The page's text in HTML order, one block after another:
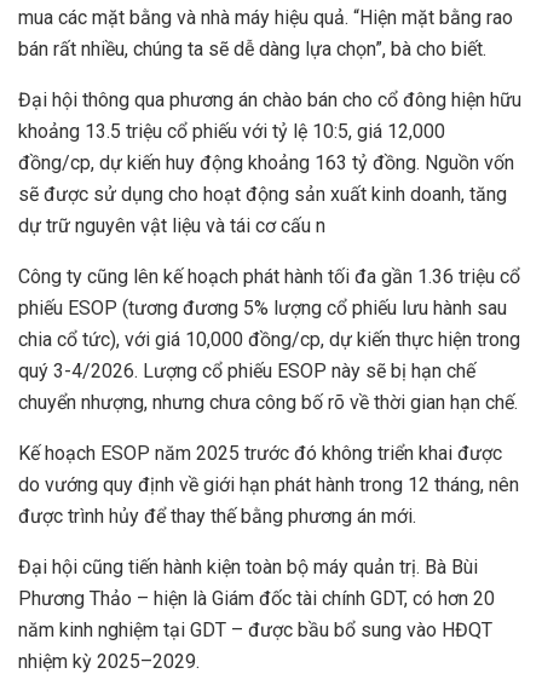
mua các mặt bằng và nhà máy hiệu quả. “Hiện mặt bằng rao
bán rất nhiều, chúng ta sẽ dễ dàng lựa chọn”, bà cho biết.
Đại hội thông qua phương án chào bán cho cổ đông hiện hữu
khoảng 13.5 triệu cổ phiếu với tỷ lệ 10:5, giá 12,000
đồng/cp, dự kiến huy động khoảng 163 tỷ đồng. Nguồn vốn
sẽ được sử dụng cho hoạt động sản xuất kinh doanh, tăng
dự trữ nguyên vật liệu và tái cơ cấu n
Công ty cũng lên kế hoạch phát hành tối đa gần 1.36 triệu cổ
phiếu ESOP (tương đương 5% lượng cổ phiếu lưu hành sau
chia cổ tức), với giá 10,000 đồng/cp, dự kiến thực hiện trong
quý 3-4/2026. Lượng cổ phiếu ESOP này sẽ bị hạn chế
chuyển nhượng, nhưng chưa công bố rõ về thời gian hạn chế.
Kế hoạch ESOP năm 2025 trước đó không triển khai được
do vướng quy định về giới hạn phát hành trong 12 tháng, nên
được trình hủy để thay thế bằng phương án mới.
Đại hội cũng tiến hành kiện toàn bộ máy quản trị. Bà Bùi
Phương Thảo – hiện là Giám đốc tài chính GDT, có hơn 20
năm kinh nghiệm tại GDT – được bầu bổ sung vào HĐQT
nhiệm kỳ 2025–2029.